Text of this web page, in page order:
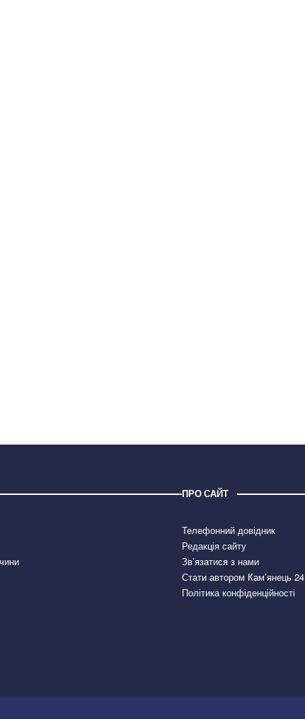
ПРО САЙТ
Телефонний довідник
Редакція сайту
Зв’язатися з нами
Стати автором Кам’янець 24
Політика конфіденційності